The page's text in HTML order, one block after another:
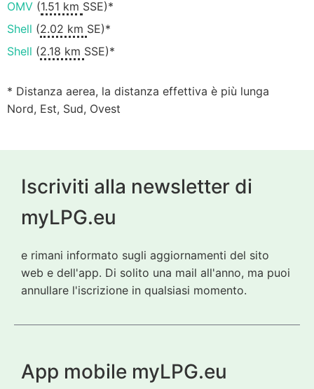
OMV (1.51 km SSE)*
Shell (2.02 km SE)*
Shell (2.18 km SSE)*
* Distanza aerea, la distanza effettiva è più lunga
Nord, Est, Sud, Ovest
Iscriviti alla newsletter di
myLPG.eu
e rimani informato sugli aggiornamenti del sito
web e dell'app. Di solito una mail all'anno, ma puoi
annullare l'iscrizione in qualsiasi momento.
App mobile myLPG.eu